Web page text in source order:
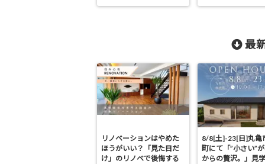
最
リノベーションはやめた
ほうがいい？「見た目だ
け」のリノベで後悔する
8/8[土]-23[日]丸亀
町にて「”小さい”
からの贅沢。」見